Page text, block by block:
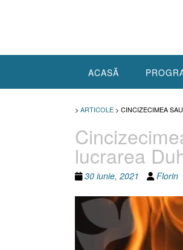
ACASĂ
> ARTICOLE > CINCIZECIMEA
lucrarea
30 iunie, 2021 Florin